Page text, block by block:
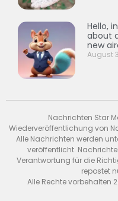
Hello,
about
new
August
Nachrichten Star
Wiederveröffentlichung von
Alle Nachrichten werden
veröffentlicht.
Verantwortung für die
repostet
Alle Rechte vorbehalten